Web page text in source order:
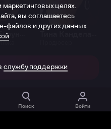
Поиск Войти
маркетинговых целях.
вы соглашаетесь
файлов и других данных
службу поддержки